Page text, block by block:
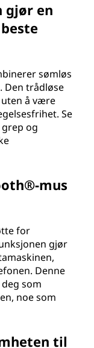
gjør en
sømløs
Den trådløse
å være
Se
og
mus
for
gjør
Denne
som
noe som
til